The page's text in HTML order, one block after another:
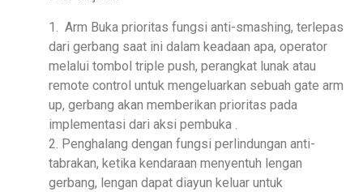
1. Arm Buka prioritas fungsi anti-smashing, terlepas
dari gerbang saat ini dalam keadaan apa, operator
melalui tombol triple push, perangkat lunak atau
remote control untuk mengeluarkan sebuah gate arm
up, gerbang akan memberikan prioritas pada
implementasi dari aksi pembuka .
2. Penghalang dengan fungsi perlindungan anti-
tabrakan, ketika kendaraan menyentuh lengan
gerbang, lengan dapat diayun keluar untuk